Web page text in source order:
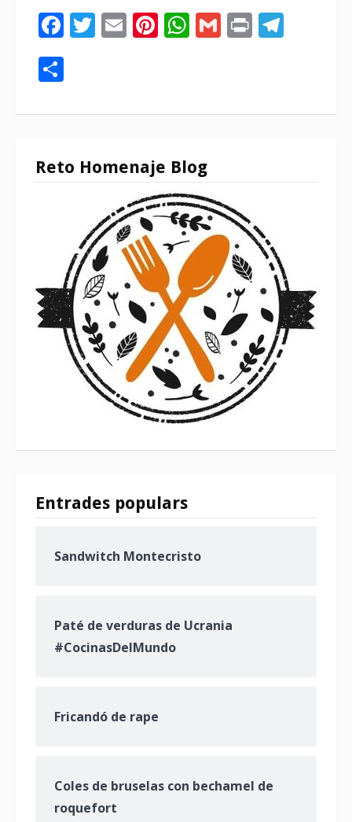
Facebook
Twitter
EmailPinterest
WhatsApp
Gmail
Print
Reto Homenaje Blog
Entrades populars
Sandwitch Montecristo
Paté de verduras de Ucrania
#CocinasDelMundo
Fricandó de rape
Coles de bruselas con bechamel de
roquefort